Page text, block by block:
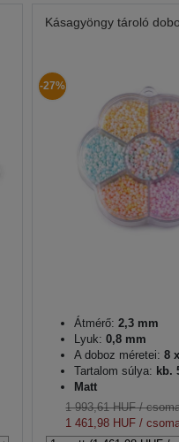
Kásagyöngy tároló
-27%
Átmérő: 2,3 mm
Lyuk: 0,8 mm
A doboz méretei: 8
Tartalom súlya: kb.
Matt
1 993,61 HUF/
1 461,98 HUF /